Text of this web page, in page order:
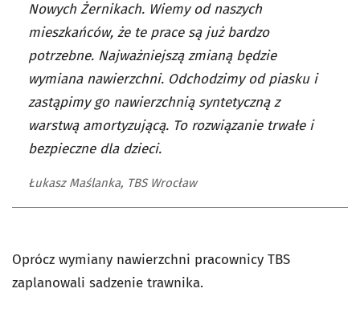
Nowych Żernikach. Wiemy od naszych
mieszkańców, że te prace są już bardzo
potrzebne. Najważniejszą zmianą będzie
wymiana nawierzchni. Odchodzimy od piasku i
zastąpimy go nawierzchnią syntetyczną z
warstwą amortyzującą. To rozwiązanie trwałe i
bezpieczne dla dzieci.
Łukasz Maślanka, TBS Wrocław
Oprócz wymiany nawierzchni pracownicy TBS
zaplanowali sadzenie trawnika.